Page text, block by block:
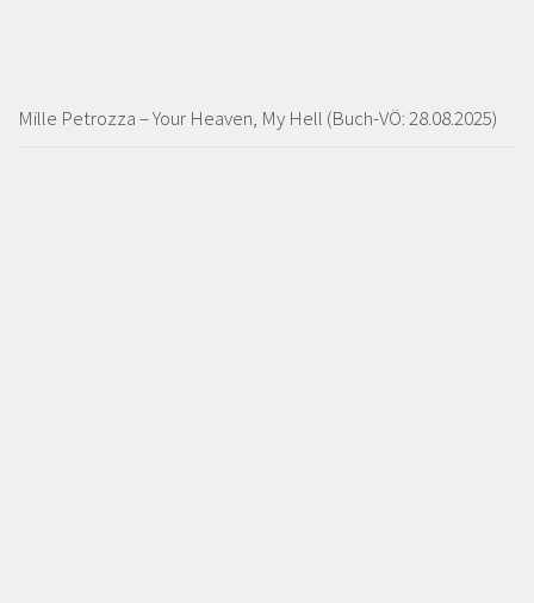
Mille Petrozza – Your Heaven, My Hell (Buch-VÖ: 28.08.2025)